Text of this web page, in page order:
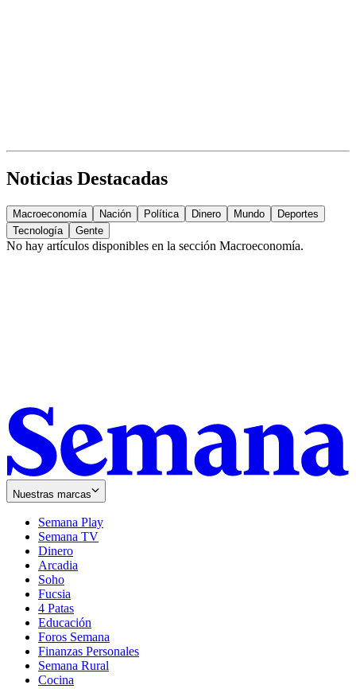
Noticias Destacadas
Macroeconomía Nación Política Dinero Mundo
Deportes
Tecnología
Gente
No hay artículos disponibles en la sección Macroeconomía.
Nuestras marcas
Semana Play
Semana TV
Dinero
Arcadia
Soho
in
new
window
Fucsia
in
new
window
4 Patas
Educación
Foros Semana
Finanzas Personales
Semana Rural
Cocina